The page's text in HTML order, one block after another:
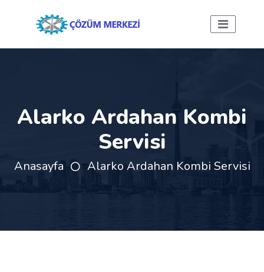
Alarko Ardahan Kombi
Servisi
Anasayfa Alarko Ardahan Kombi Servisi